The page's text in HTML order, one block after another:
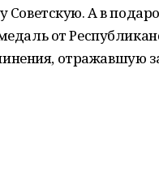
А в
от
отражавшую